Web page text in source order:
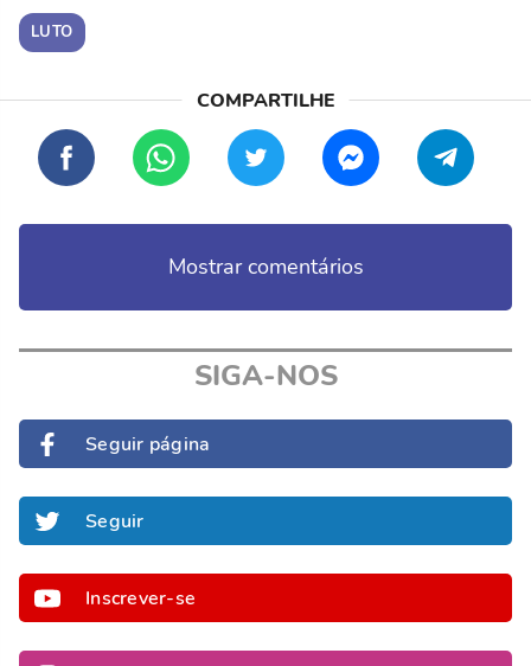
LUTO
Mostrar comentários
SIGA-NOS
Seguir página
Seguir
Inscrever-se